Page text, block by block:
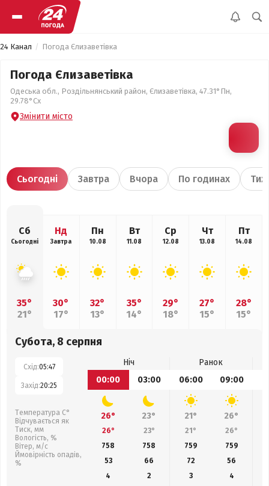
24 Канал Погода Єлизаветівка
Погода Єлизаветівка
Одеська обл., Роздільнянський район, Єлизаветівка, 47.31°Пн,
29.78°Сх
Змінити місто
Сьогодні Завтра Вчора По годинах
Сб
Сьогодні
35°
21°
Нд
Завтра
30°
17°
Пн
10.08
32°
13°
Вт
11.08
35°
14°
Ср
12.08
29°
18°
Чт
13.08
27°
15°
Пт
14.08
28°
15°
Субота, 8 серпня
Схід:05:47
Захід:20:25
Температура С°
Відчувається як
Тиск, мм
Вологість, %
Вітер, м/с
Ймовірність опадів,
%
Ніч
Ранок
00:00
03:00 06:00 09:00
26° 23° 21° 26°
26° 23° 21° 26°
758
758 759 759
53
66 72
56
4
2 3
4